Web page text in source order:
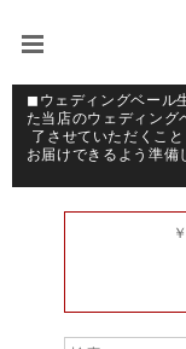
◼︎ウェディングベール
た当店のウェディング
了させていただくこ
お届けできるよう準備